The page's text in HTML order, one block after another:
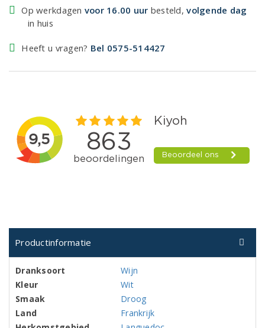
Op werkdagen voor 16.00 uur besteld,volgende dag
in huis
Heeft u vragen? Bel 0575-514427
Productinformatie
Dranksoort
Wijn
Kleur
Wit
Smaak
Droog
Land
Frankrijk